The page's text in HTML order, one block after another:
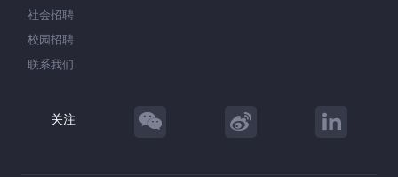
社会招聘
校园招聘
联系我们
关注